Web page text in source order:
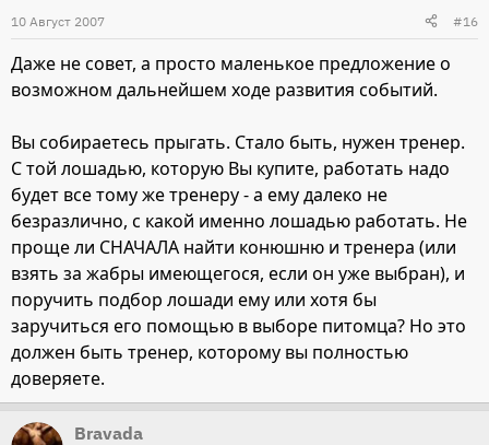
10 Август 2007 #16
Даже не совет, а просто маленькое предложение о
возможном дальнейшем ходе развития событий.
Вы собираетесь прыгать. Стало быть, нужен тренер.
С той лошадью, которую Вы купите, работать надо
будет все тому же тренеру - а ему далеко не
безразлично, с какой именно лошадью работать. Не
проще ли СНАЧАЛА найти конюшню и тренера (или
взять за жабры имеющегося, если он уже выбран), и
поручить подбор лошади ему или хотя бы
заручиться его помощью в выборе питомца? Но это
должен быть тренер, которому вы полностью
доверяете.
Bravada